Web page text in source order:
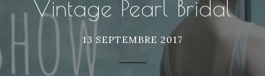
Vintage Pearl Bridal
13 SEPTEMBRE 2017